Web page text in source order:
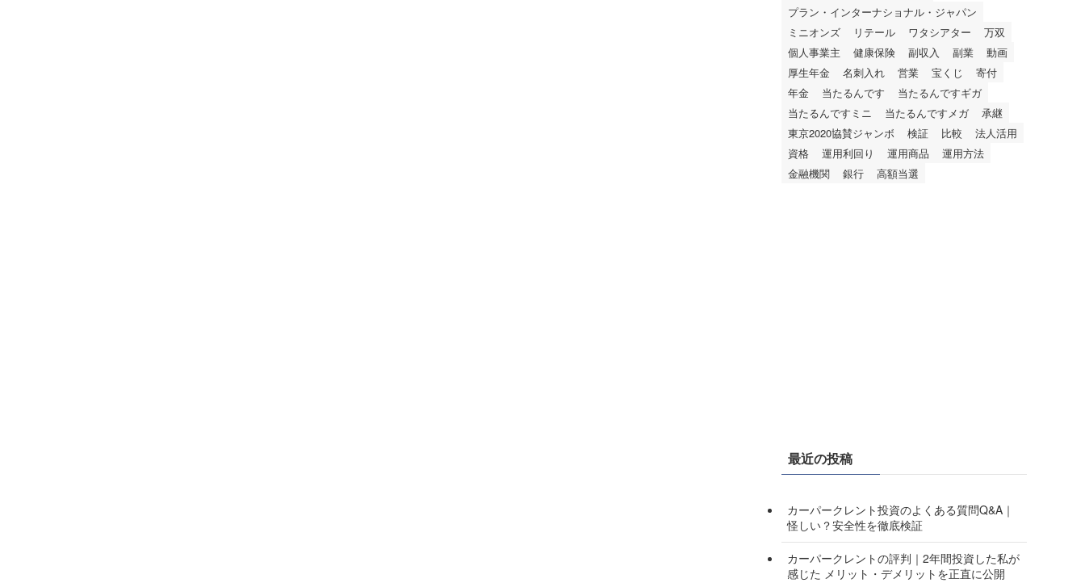
プラン・インターナショナル・ジャパン
ミニオンズ
リテール ワタシアター
万双
個人事業主
健康保険 副収入 副業
動画
厚生年金
名刺入れ 営業 宝くじ
寄付
年金
当たるんです
当たるんですギガ
当たるんですミニ
当たるんですメガ
承継
東京2020協賛ジャンボ
検証 比較
法人活用
資格
運用利回り 運用商品
運用方法
金融機関
銀行 高額当選
最近の投稿
カーパークレント投資のよくある質問Q&A｜
怪しい？安全性を徹底検証
カーパークレントの評判｜2年間投資した私が
感じた メリット・デメリットを正直に公開